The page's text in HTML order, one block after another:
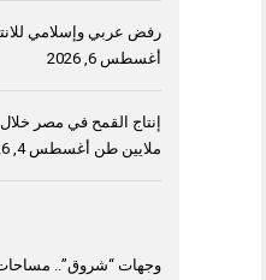
رفض عربي وإسلامي
أغسطس 6, 2026
ملايين طن أغسطس 4, 2026
وجهات “شروق”..